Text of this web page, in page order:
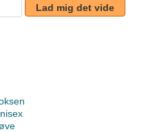
Lad mig det vide